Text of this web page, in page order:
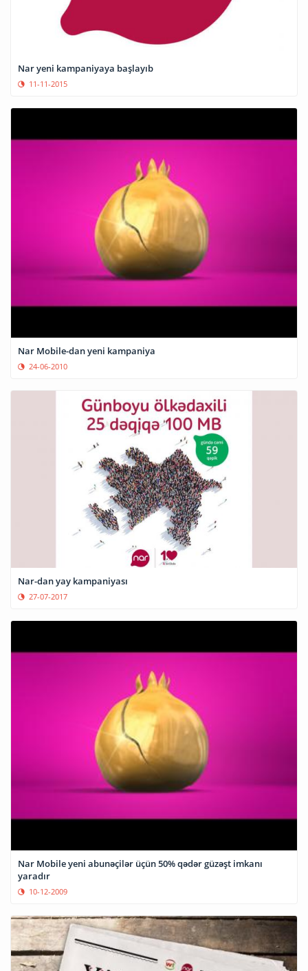
Nar yeni kampaniyaya başlayıb
11-11-2015
Nar Mobile-dan yeni kampaniya
24-06-2010
Nar-dan yay kampaniyası
27-07-2017
Nar Mobile yeni abunəçilər üçün 50% qədər güzəşt imkanı
yaradır
10-12-2009